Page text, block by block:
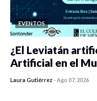
EVENTOS
¿El Leviatán
Artificial en el
Laura Gutiérrez -Ago 07, 2026